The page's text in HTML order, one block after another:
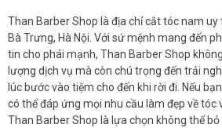
Than Barber Shop là địa chỉ cắt tóc nam uy
Bà Trưng, Hà Nội. Với sứ mệnh mang đến
tin cho phái mạnh, Than Barber Shop
lượng dịch vụ mà còn chú trọng đến trải
lúc bước vào tiệm cho đến khi rời đi. Nếu
có thể đáp ứng mọi nhu cầu làm đẹp về tóc
Than Barber Shop là lựa chọn không thể bỏ